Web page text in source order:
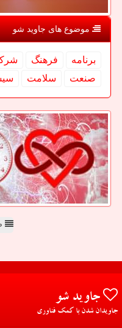
موضوع های جاوید شو
برنامه فرهنگ
صنعت
سلامت
جاوید شو
جاویدان شدن با کمک فناوری